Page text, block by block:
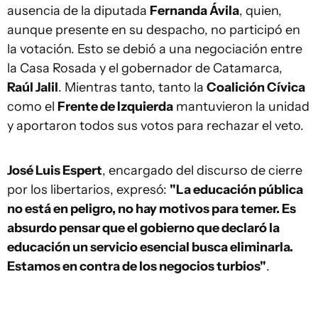
ausencia de la diputada Fernanda Ávila, quien,
aunque presente en su despacho, no participó en
la votación. Esto se debió a una negociación entre
la Casa Rosada y el gobernador de Catamarca,
Raúl Jalil. Mientras tanto, tanto la Coalición Cívica
como el Frente de Izquierda mantuvieron la unidad
y aportaron todos sus votos para rechazar el veto.
José Luis Espert, encargado del discurso de cierre
por los libertarios, expresó: "La educación pública
no está en peligro, no hay motivos para temer. Es
absurdo pensar que el gobierno que declaró la
educación un servicio esencial busca eliminarla.
Estamos en contra de los negocios turbios".